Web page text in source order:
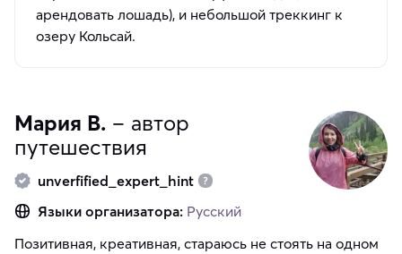
арендовать лошадь), и небольшой треккинг к
озеру Кольсай.
Мария В. – автор
путешествия
unverfified_expert_hint
Языки организатора: Русский
Позитивная, креативная, стараюсь не стоять на одном